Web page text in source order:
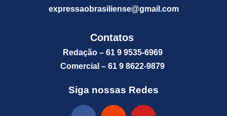
expressaobrasiliense@gmail.com
Contatos
Redação – 61 9 9535-6969
Comercial – 61 9 8622-9879
Siga nossas Redes